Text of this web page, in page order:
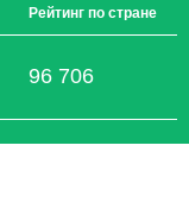
Рейтинг по стране
96 706